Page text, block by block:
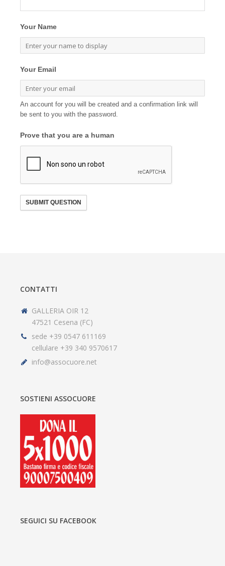
Your Name
Your Email
An account for you will be created and a confirmation link will
be sent to you with the password.
Prove that you are a human
SUBMIT QUESTION
CONTATTI
GALLERIA OIR 12
47521 Cesena (FC)
sede +39 0547 611169
cellulare +39 340 9570617
info@assocuore.net
SOSTIENI ASSOCUORE
SEGUICI SU FACEBOOK